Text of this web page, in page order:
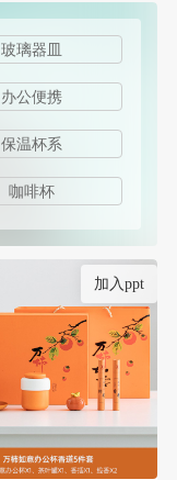
玻璃器皿
办公便携
保温杯系
咖啡杯
加入ppt